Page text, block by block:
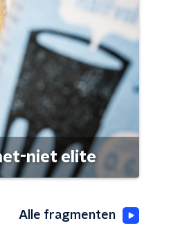
niet elite
Alle fragmenten